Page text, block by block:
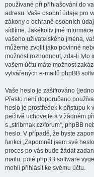
používané při přihlašování do
adresu. Vaše osobní údaje pro
zákony o ochraně osobních
sídlíme. Jakékoliv jiné
vašeho uživatelského jména,
můžeme zvolit jako povinné
možnost rozhodnout, zda-li tyto
vašem účtu máte možnost
vytvářených e-mailů phpBB
Vaše heslo je zašifrováno
Přesto není doporučeno
heslo je prostředek k přístupu k
pečlivě uchovejte a v žádném
s „stribrnak.cz/forum“, phpBB
heslo. V případě, že byste
funkci „Zapomněl jsem své
proces po vás bude žádat
mailu, poté phpBB software
mohli přihlásit ke svému účtu.